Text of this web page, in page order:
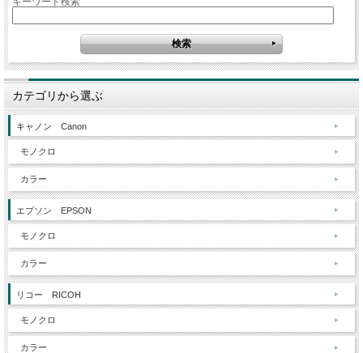
カテゴリから選ぶ
キャノン Canon
モノクロ
カラー
エプソン EPSON
モノクロ
カラー
リコー RICOH
モノクロ
カラー